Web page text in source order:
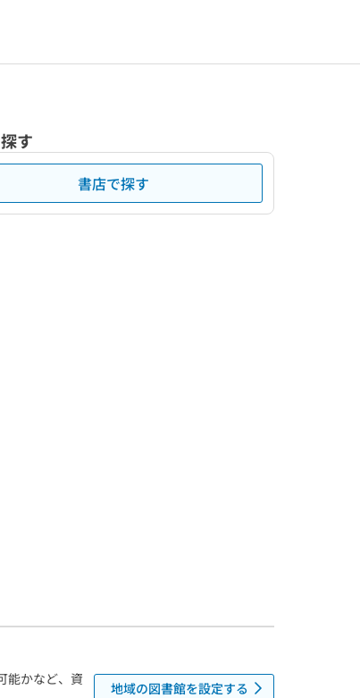
す
書店で探す
能かなど、資
地域の図書館を設定する